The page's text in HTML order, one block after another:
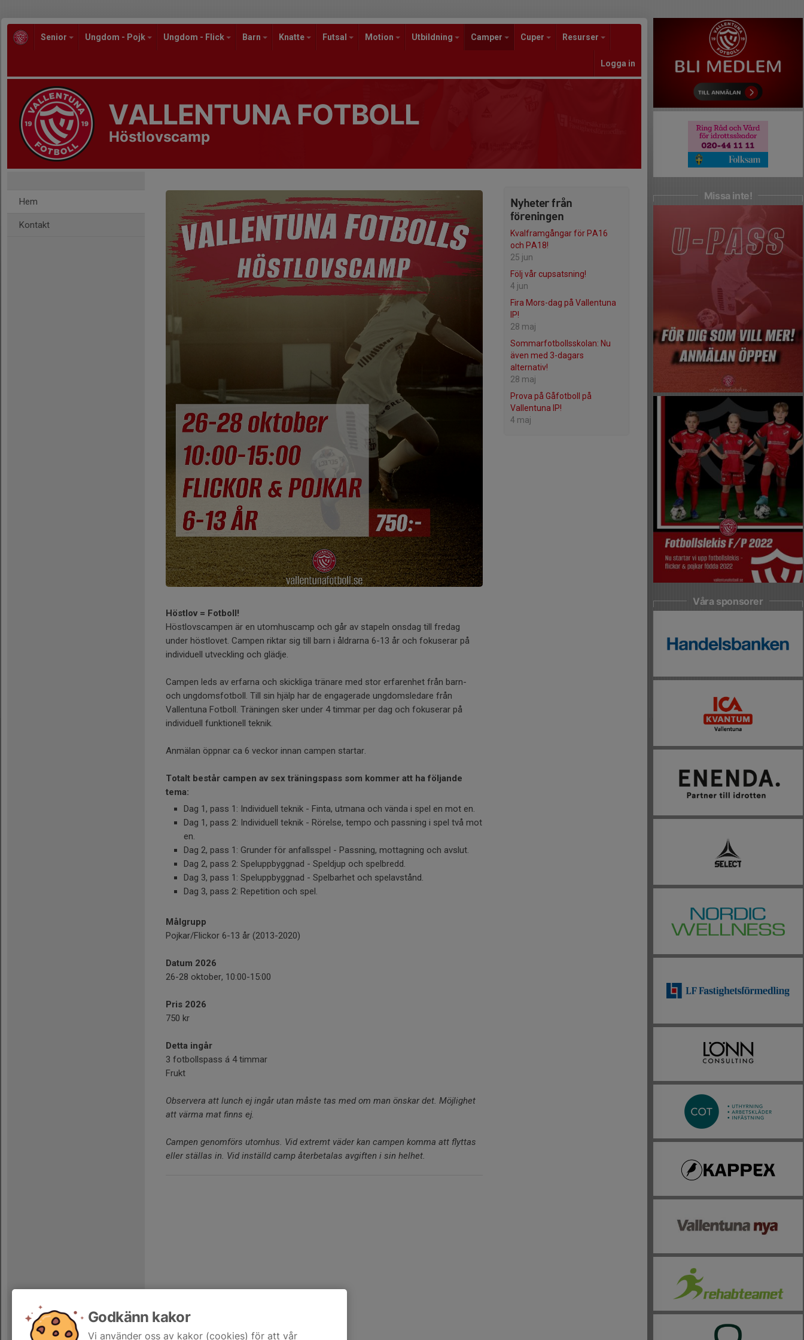
Senior Ungdom - Pojk Ungdom - Flick Barn Knatte Futsal Motion Utbildning Camper Cuper Resurser
Logga in
VALLENTUNA FOTBOLL
Höstlovscamp
Hem
Kontakt
Nyheter från
föreningen
Kvalframgångar för PA16
och PA18!
25 jun
Följ vår cupsatsning!
4 jun
Fira Mors-dag på Vallentuna
IP!
28 maj
Sommarfotbollsskolan: Nu
även med 3-dagars
alternativ!
28 maj
Prova på Gåfotboll på
Vallentuna IP!
4 maj
Höstlov = Fotboll!
Höstlovscampen är en utomhuscamp och går av stapeln onsdag till fredag
under höstlovet. Campen riktar sig till barn i åldrarna 6-13 år och fokuserar på
individuell utveckling och glädje.
Campen leds av erfarna och skickliga tränare med stor erfarenhet från barn-
och ungdomsfotboll. Till sin hjälp har de engagerade ungdomsledare från
Vallentuna Fotboll. Träningen sker under 4 timmar per dag och fokuserar på
individuell funktionell teknik.
Anmälan öppnar ca 6 veckor innan campen startar.
Totalt består campen av sex träningspass som kommer att ha följande
tema:
Dag 1, pass 1: Individuell teknik - Finta, utmana och vända i spel en mot en.
Dag 1, pass 2: Individuell teknik - Rörelse, tempo och passning i spel två mot
en.
Dag 2, pass 1: Grunder för anfallsspel - Passning, mottagning och avslut.
Dag 2, pass 2: Speluppbyggnad - Speldjup och spelbredd.
Dag 3, pass 1: Speluppbyggnad - Spelbarhet och spelavstånd.
Dag 3, pass 2: Repetition och spel.
Målgrupp
Pojkar/Flickor 6-13 år (2013-2020)
Datum 2026
26-28 oktober, 10:00-15:00
Pris 2026
750 kr
Detta ingår
3 fotbollspass á 4 timmar
Frukt
Observera att lunch ej ingår utan måste tas med om man önskar det. Möjlighet
att värma mat finns ej.
Campen genomförs utomhus. Vid extremt väder kan campen komma att flyttas
eller ställas in. Vid inställd camp återbetalas avgiften i sin helhet.
Missa inte!
Våra sponsorer
Godkänn kakor
Vi använder oss av kakor (cookies) för att vår